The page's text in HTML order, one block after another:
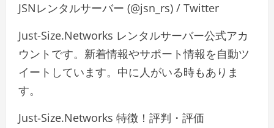
JSNレンタルサーバー (@jsn_rs) / Twitter
Just-Size.Networks レンタルサーバー公式アカ
ウントです。新着情報やサポート情報を自動ツ
イートしています。中に人がいる時もありま
す。
Just-Size.Networks 特徴！評判・評価